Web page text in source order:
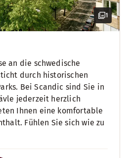
1
an die schwedische
durch historischen
Bei Scandic sind Sie in
jederzeit herzlich
Ihnen eine komfortable
Fühlen Sie sich wie zu